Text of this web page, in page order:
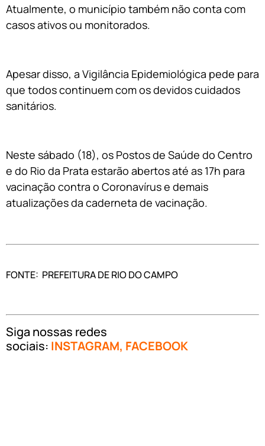
Atualmente, o município também não conta com
casos ativos ou monitorados.
Apesar disso, a Vigilância Epidemiológica pede para
que todos continuem com os devidos cuidados
sanitários.
Neste sábado (18), os Postos de Saúde do Centro
e do Rio da Prata estarão abertos até as 17h para
vacinação contra o Coronavírus e demais
atualizações da caderneta de vacinação.
FONTE: PREFEITURA DE RIO DO CAMPO
Siga nossas redes
sociais: INSTAGRAM, FACEBOOK